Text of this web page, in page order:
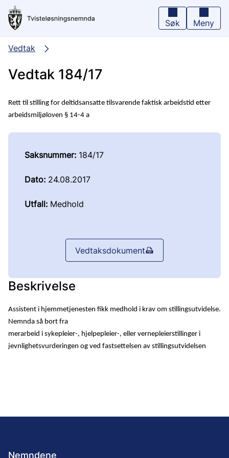
Hopp
hovedinnhold
Søk Meny
Vedtak
Vedtak 184/17
Rett til stilling for deltidsansatte tilsvarende faktisk arbeidstid etter
arbeidsmiljøloven § 14-4 a
Saksnummer: 184/17
Dato: 24.08.2017
Utfall: Medhold
Vedtaksdokument
Beskrivelse
Assistent i hjemmetjenesten fikk medhold i krav om stillingsutvidelse.
Nemnda så bort fra
merarbeid i sykepleier-, hjelpepleier-, eller vernepleierstillinger i
jevnlighetsvurderingen og ved fastsettelsen av stillingsutvidelsen
Nemndene